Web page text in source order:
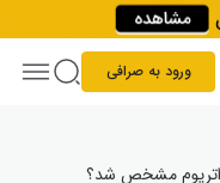
ورود به صرافی